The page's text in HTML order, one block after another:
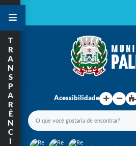
Acessibilidade
T
R
A
N
S
P
A
R
Ê
N
C
I